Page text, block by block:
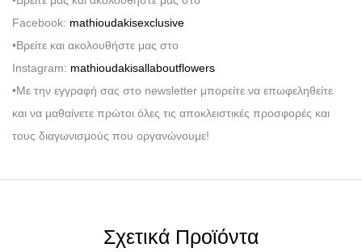
Facebook: mathioudakisexclusive
•Βρείτε και ακολουθήστε μας στο
Instagram: mathioudakisallaboutflowers
•Με την εγγραφή σας στο newsletter μπορείτε να επωφεληθείτε
και να μαθαίνετε πρώτοι όλες τις αποκλειστικές προσφορές και
τους διαγωνισμούς που οργανώνουμε!
Σχετικά Προϊόντα